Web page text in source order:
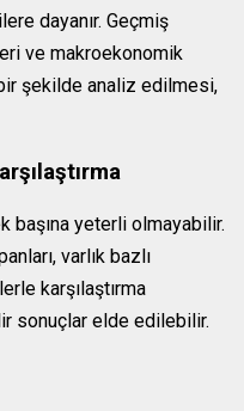
dayanır. Geçmiş
ve makroekonomik
şekilde analiz edilmesi,
başına yeterli olmayabilir.
varlık bazlı
karşılaştırma
sonuçlar elde edilebilir.